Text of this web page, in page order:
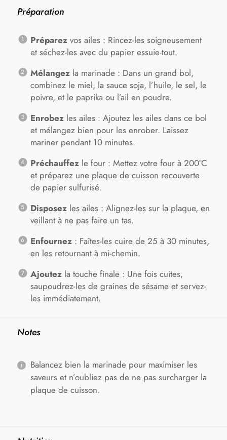
Préparation
Préparezvos ailes : Rincez-les soigneusement
et séchez-les avec du papier essuie-tout.
Mélangezla marinade : Dans un grand bol,
combinez le miel, la sauce soja, l’huile, le sel, le
poivre, et le paprika ou l’ail en poudre.
Enrobezles ailes : Ajoutez les ailes dans ce bol
et mélangez bien pour les enrober. Laissez
mariner pendant 10 minutes.
Préchauffezle four : Mettez votre four à 200°C
et préparez une plaque de cuisson recouverte
de papier sulfurisé.
Disposezles ailes : Alignez-les sur la plaque, en
veillant à ne pas faire un tas.
Enfournez: Faîtes-les cuire de 25 à 30 minutes,
en les retournant à mi-chemin.
Ajoutezla touche finale : Une fois cuites,
saupoudrez-les de graines de sésame et servez-
les immédiatement.
Notes
Balancez bien la marinade pour maximiser les
saveurs et n’oubliez pas de ne pas surcharger la
plaque de cuisson.